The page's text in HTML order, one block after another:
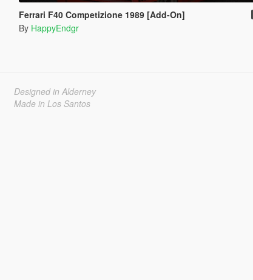
Ferrari F40 Competizione 1989 [Add-On]
By HappyEndgr
Designed in Alderney
Made in Los Santos